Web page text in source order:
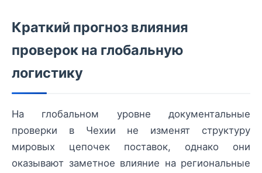
Краткий прогноз влияния
проверок на глобальную
логистику
На глобальном уровне документальные
проверки в Чехии не изменят структуру
мировых цепочек поставок, однако они
оказывают заметное влияние на региональные